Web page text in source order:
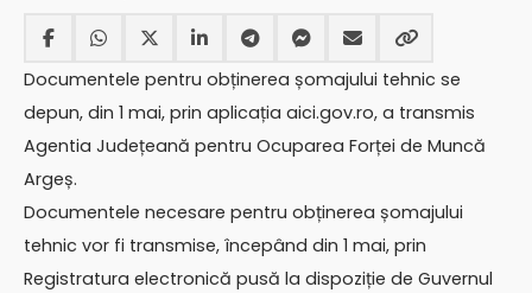
Documentele pentru obținerea șomajului tehnic se
depun, din 1 mai, prin aplicația aici.gov.ro, a transmis
Agentia Județeană pentru Ocuparea Forței de Muncă
Argeș.
Documentele necesare pentru obținerea șomajului
tehnic vor fi transmise, începând din 1 mai, prin
Registratura electronică pusă la dispoziție de Guvernul